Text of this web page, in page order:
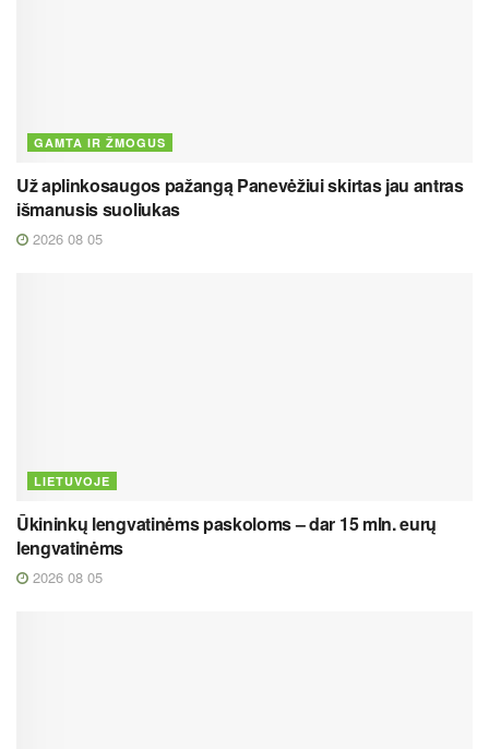
GAMTA IR ŽMOGUS
Už aplinkosaugos pažangą Panevėžiui skirtas jau antras
išmanusis suoliukas
2026 08 05
LIETUVOJE
Ūkininkų lengvatinėms paskoloms – dar 15 mln. eurų
lengvatinėms
2026 08 05